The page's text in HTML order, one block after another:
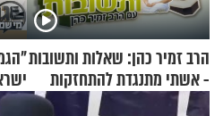
הרב זמיר כהן: שאלות ותשובות
- אשתי מתנגדת להתחזקות
שלי